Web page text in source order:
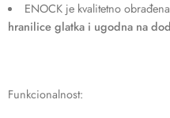
ENOCK je kvalitetno
hranilice glatka i ugodna na
Funkcionalnost: